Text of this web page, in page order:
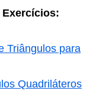
Exercícios:
Triângulos para
Quadriláteros